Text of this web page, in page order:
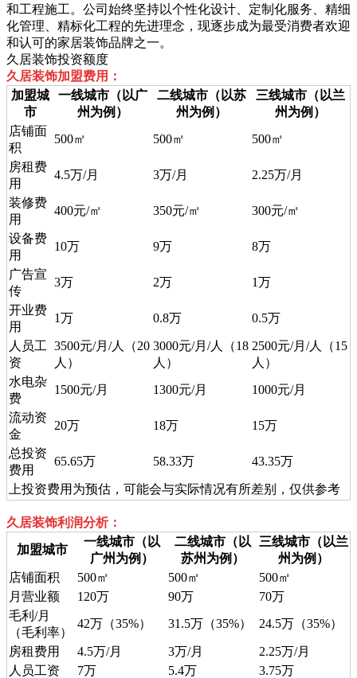
和工程施工。公司始终坚持以个性化设计、定制化服务、精细
化管理、精标化工程的先进理念，现逐步成为最受消费者欢迎
和认可的家居装饰品牌之一。
久居装饰投资额度
久居装饰加盟费用：
加盟城
市
一线城市（以广
州为例）
二线城市（以苏
州为例）
三线城市（以兰
州为例）
店铺面
积
500㎡ 500㎡ 500㎡
房租费
用
4.5万/月 3万/月 2.25万/月
装修费
用
400元/㎡ 350元/㎡ 300元/㎡
设备费
用
10万 9万 8万
广告宣
传
3万 2万 1万
开业费
用
1万 0.8万 0.5万
人员工
资
3500元/月/人（20
人）
3000元/月/人（18
人）
2500元/月/人（15
人）
水电杂
费
1500元/月 1300元/月 1000元/月
流动资
金
20万 18万 15万
总投资
费用
65.65万 58.33万 43.35万
上投资费用为预估，可能会与实际情况有所差别，仅供参考
久居装饰利润分析：
加盟城市
一线城市（以
广州为例）
二线城市（以
苏州为例）
三线城市（以兰
州为例）
店铺面积
500㎡ 500㎡
500㎡
月营业额
120万 90万
70万
毛利/月
（毛利率）
42万（35%） 31.5万（35%） 24.5万（35%）
房租费用 4.5万/月 3万/月
2.25万/月
人员工资
7万 5.4万
3.75万